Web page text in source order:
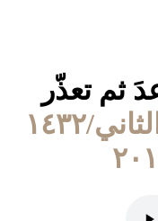
ثم تعذّر
١٢/ربيع الثاني/١٤٣٢